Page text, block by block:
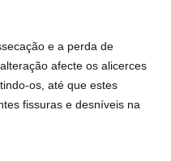
e a perda de
afecte os alicerces
os, até que estes
fissuras e desníveis na